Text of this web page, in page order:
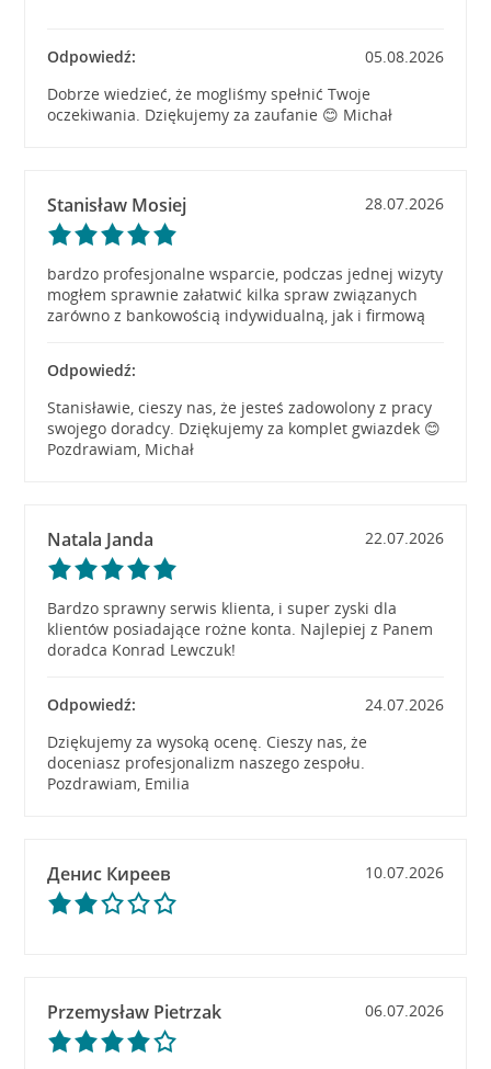
Odpowiedź:
05.08.2026
Dobrze wiedzieć, że mogliśmy spełnić Twoje
oczekiwania. Dziękujemy za zaufanie 😊 Michał
Stanisław Mosiej 28.07.2026
bardzo profesjonalne wsparcie, podczas jednej wizyty
mogłem sprawnie załatwić kilka spraw związanych
zarówno z bankowością indywidualną, jak i firmową
Odpowiedź:
Stanisławie, cieszy nas, że jesteś zadowolony z pracy
swojego doradcy. Dziękujemy za komplet gwiazdek 😊
Pozdrawiam, Michał
Natala Janda 22.07.2026
Bardzo sprawny serwis klienta, i super zyski dla
klientów posiadające rożne konta. Najlepiej z Panem
doradca Konrad Lewczuk!
Odpowiedź:
24.07.2026
Dziękujemy za wysoką ocenę. Cieszy nas, że
doceniasz profesjonalizm naszego zespołu.
Pozdrawiam, Emilia
Денис Киреев 10.07.2026
Przemysław Pietrzak 06.07.2026